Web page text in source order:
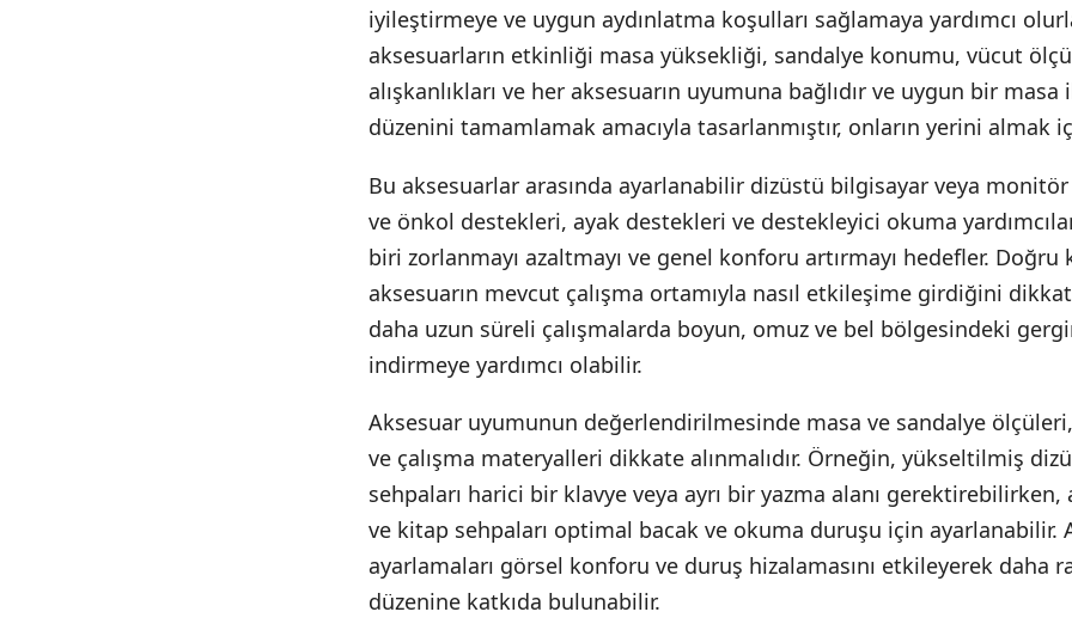
iyileştirmeye ve uygun aydınlatma koşulları sağlamaya yardımcı
aksesuarların etkinliği masa yüksekliği, sandalye konumu, vücut
alışkanlıkları ve her aksesuarın uyumuna bağlıdır ve uygun bir masa
düzenini tamamlamak amacıyla tasarlanmıştır, onların yerini almak
Bu aksesuarlar arasında ayarlanabilir dizüstü bilgisayar veya monitör
ve önkol destekleri, ayak destekleri ve destekleyici okuma
biri zorlanmayı azaltmayı ve genel konforu artırmayı hedefler. Doğru
aksesuarın mevcut çalışma ortamıyla nasıl etkileşime girdiğini
daha uzun süreli çalışmalarda boyun, omuz ve bel bölgesindeki
indirmeye yardımcı olabilir.
Aksesuar uyumunun değerlendirilmesinde masa ve sandalye
ve çalışma materyalleri dikkate alınmalıdır. Örneğin, yükseltilmiş
sehpaları harici bir klavye veya ayrı bir yazma alanı
ve kitap sehpaları optimal bacak ve okuma duruşu için ayarlanabilir.
ayarlamaları görsel konforu ve duruş hizalamasını etkileyerek daha
düzenine katkıda bulunabilir.